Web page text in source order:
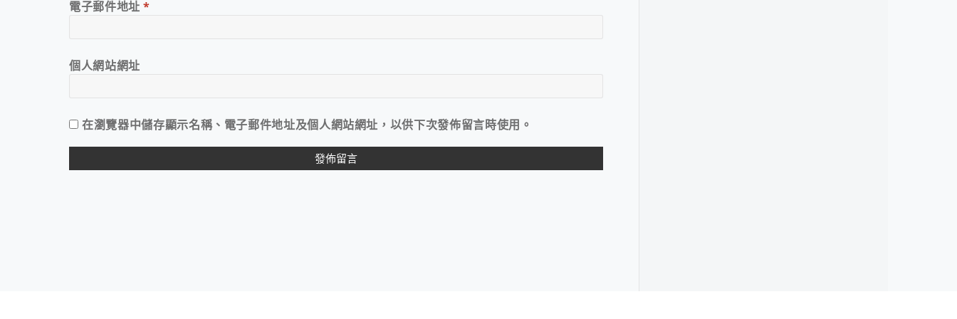
電子郵件地址*
個人網站網址
在瀏覽器中儲存顯示名稱、電子郵件地址及個人網站網址，以供下次發佈留言時使用。